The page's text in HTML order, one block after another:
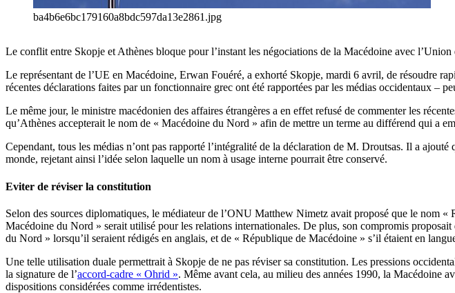
ba4b6e6bc179160a8bdc597da13e2861.jpg
Le conflit entre Skopje et Athènes bloque pour l’instant les négociations de la Macédoine avec l’Union
Le représentant de l’UE en Macédoine, Erwan Fouéré, a exhorté Skopje, mardi 6 avril, de résoudre
récentes déclarations faites par un fonctionnaire grec ont été rapportées par les médias occidentaux –
Le même jour, le ministre macédonien des affaires étrangères a en effet refusé de commenter les
qu’Athènes accepterait le nom de « Macédoine du Nord » afin de mettre un terme au différend qui a
Cependant, tous les médias n’ont pas rapporté l’intégralité de la déclaration de M. Droutsas. Il a
monde, rejetant ainsi l’idée selon laquelle un nom à usage interne pourrait être conservé.
Eviter de réviser la constitution
Selon des sources diplomatiques, le médiateur de l’ONU Matthew Nimetz avait proposé que le nom
Macédoine du Nord » serait utilisé pour les relations internationales. De plus, son compromis
du Nord » lorsqu’il seraient rédigés en anglais, et de « République de Macédoine » s’il étaient en
Une telle utilisation duale permettrait à Skopje de ne pas réviser sa constitution. Les pressions
la signature de l’accord-cadre « Ohrid ». Même avant cela, au milieu des années 1990, la Macédoine
dispositions considérées comme irrédentistes.